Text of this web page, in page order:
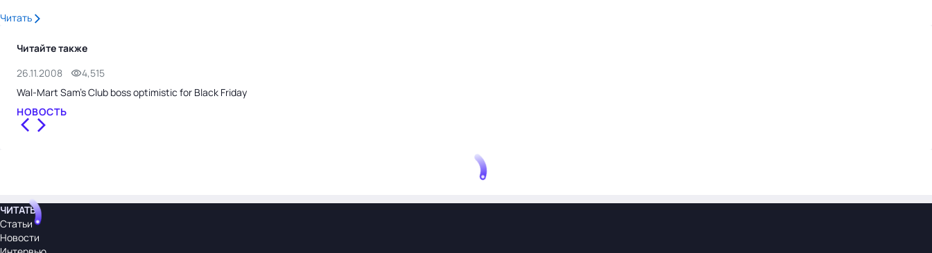
Читать
Читайте также
26.11.2008
4,515
Wal-Mart Sam’s Club boss optimistic for Black Friday
НОВОСТЬ
ЧИТАТЬ
Статьи
Новости